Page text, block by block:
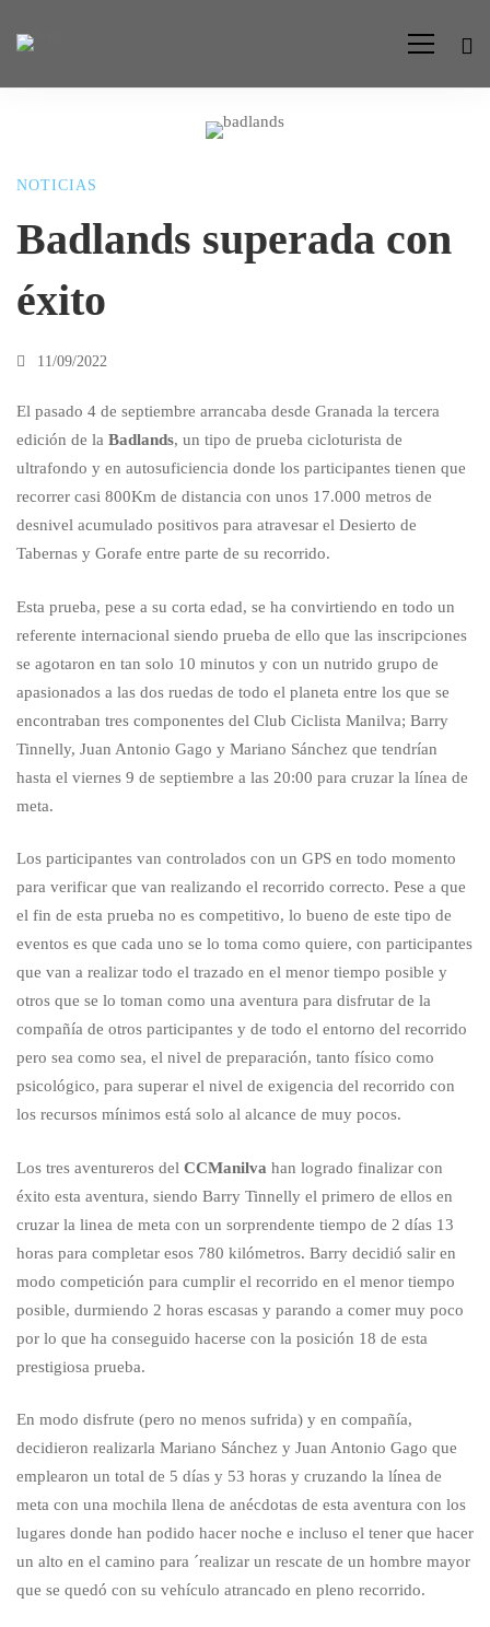
Badlands
superada
con
éxito
NOTICIAS
Badlands superada con
éxito
11/09/2022
El pasado 4 de septiembre arrancaba desde Granada la tercera
edición de la Badlands, un tipo de prueba cicloturista de
ultrafondo y en autosuficiencia donde los participantes tienen que
recorrer casi 800Km de distancia con unos 17.000 metros de
desnivel acumulado positivos para atravesar el Desierto de
Tabernas y Gorafe entre parte de su recorrido.
Esta prueba, pese a su corta edad, se ha convirtiendo en todo un
referente internacional siendo prueba de ello que las inscripciones
se agotaron en tan solo 10 minutos y con un nutrido grupo de
apasionados a las dos ruedas de todo el planeta entre los que se
encontraban tres componentes del Club Ciclista Manilva; Barry
Tinnelly, Juan Antonio Gago y Mariano Sánchez que tendrían
hasta el viernes 9 de septiembre a las 20:00 para cruzar la línea de
meta.
Los participantes van controlados con un GPS en todo momento
para verificar que van realizando el recorrido correcto. Pese a que
el fin de esta prueba no es competitivo, lo bueno de este tipo de
eventos es que cada uno se lo toma como quiere, con participantes
que van a realizar todo el trazado en el menor tiempo posible y
otros que se lo toman como una aventura para disfrutar de la
compañía de otros participantes y de todo el entorno del recorrido
pero sea como sea, el nivel de preparación, tanto físico como
psicológico, para superar el nivel de exigencia del recorrido con
los recursos mínimos está solo al alcance de muy pocos.
Los tres aventureros del CCManilva han logrado finalizar con
éxito esta aventura, siendo Barry Tinnelly el primero de ellos en
cruzar la linea de meta con un sorprendente tiempo de 2 días 13
horas para completar esos 780 kilómetros. Barry decidió salir en
modo competición para cumplir el recorrido en el menor tiempo
posible, durmiendo 2 horas escasas y parando a comer muy poco
por lo que ha conseguido hacerse con la posición 18 de esta
prestigiosa prueba.
En modo disfrute (pero no menos sufrida) y en compañía,
decidieron realizarla Mariano Sánchez y Juan Antonio Gago que
emplearon un total de 5 días y 53 horas y cruzando la línea de
meta con una mochila llena de anécdotas de esta aventura con los
lugares donde han podido hacer noche e incluso el tener que hacer
un alto en el camino para ´realizar un rescate de un hombre mayor
que se quedó con su vehículo atrancado en pleno recorrido.